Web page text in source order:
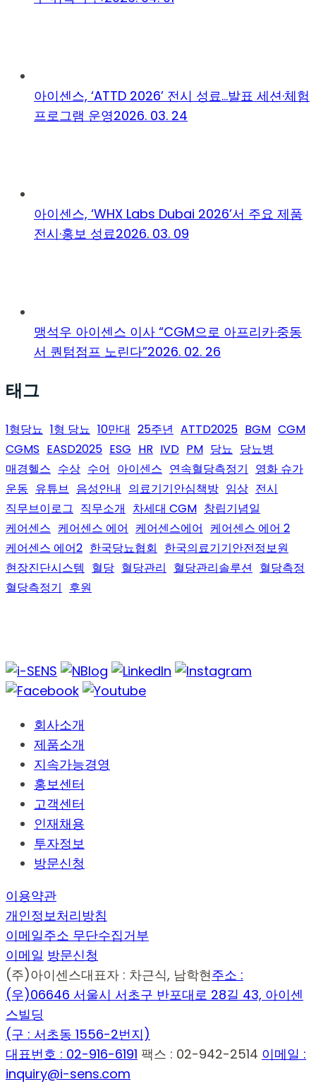
아이센스, ‘ATTD 2026’ 전시 성료…발표 세션·체험
프로그램 운영2026. 03. 24
아이센스, ‘WHX Labs Dubai 2026’서 주요 제품
전시·홍보 성료2026. 03. 09
맹석우 아이센스 이사 “CGM으로 아프리카·중동
서 퀀텀점프 노린다”2026. 02. 26
태그
1형당뇨 1형 당뇨 10만대 25주년 ATTD2025 BGM CGM
CGMS EASD2025 ESG HR IVD PM 당뇨 당뇨병
매경헬스 수상 수어 아이센스 연속혈당측정기 영화 슈가
운동 유튜브 음성안내 의료기기안심책방 임상 전시
직무브이로그 직무소개 차세대 CGM 창립기념일
케어센스 케어센스 에어 케어센스에어 케어센스 에어 2
케어센스 에어2 한국당뇨협회 한국의료기기안전정보원
현장진단시스템 혈당 혈당관리 혈당관리솔루션 혈당측정
혈당측정기 후원
회사소개
제품소개
지속가능경영
홍보센터
고객센터
인재채용
투자정보
방문신청
이용약관
개인정보처리방침
이메일주소 무단수집거부
이메일 방문신청
(주)아이센스대표자 : 차근식, 남학현주소 :
(우)06646 서울시 서초구 반포대로 28길 43, 아이센
스빌딩
(구 : 서초동 1556-2번지)
대표번호 : 02-916-6191 팩스 : 02-942-2514 이메일 :
inquiry@i-sens.com